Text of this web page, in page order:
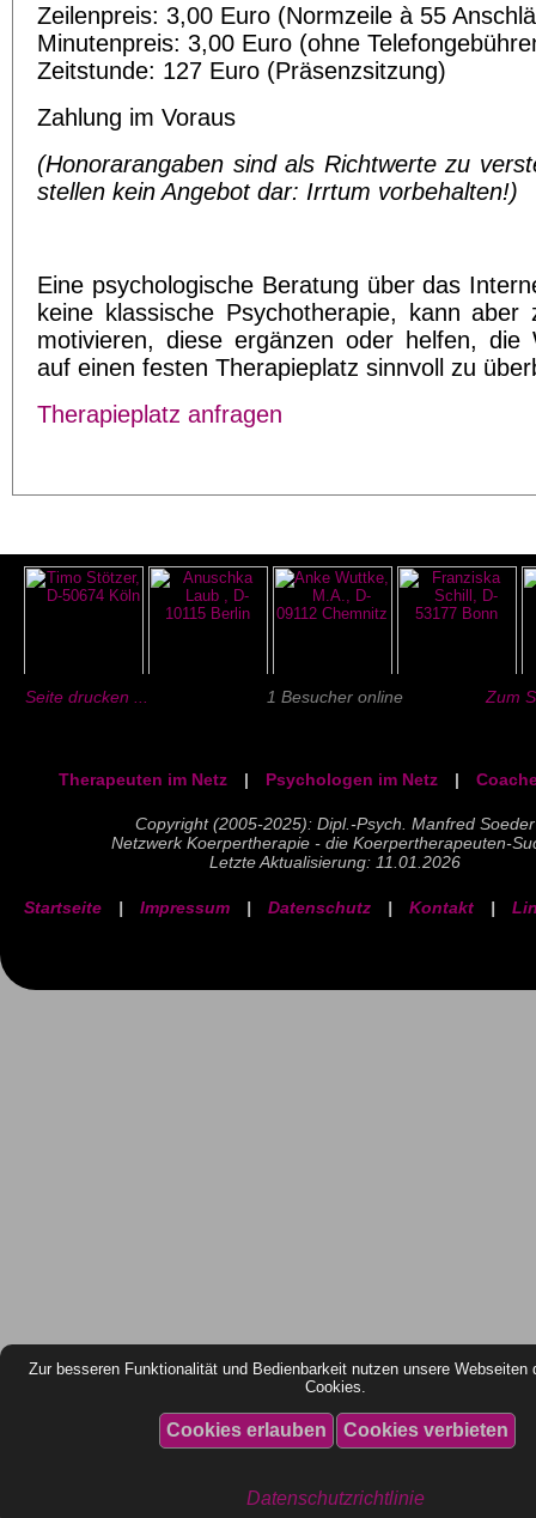
Zur besseren Funktionalität und Bedienbarkeit nutzen unsere Webseiten
Cookies.
Datenschutzrichtlinie
Zeilenpreis: 3,00 Euro (Normzeile à 55
Minutenpreis: 3,00 Euro (ohne
Zeitstunde: 127 Euro (Präsenzsitzung)
Zahlung im Voraus
(Honorarangaben sind als Richtwerte zu
stellen kein Angebot dar: Irrtum vorbehalten!)
Eine psychologische Beratung über das
keine klassische Psychotherapie, kann aber
motivieren, diese ergänzen oder helfen, die
auf einen festen Therapieplatz sinnvoll zu
Therapieplatz anfragen
Seite drucken ... 1 Besucher online Zum
Therapeuten im Netz | Psychologen im Netz |
Copyright (2005-2025): Dipl.-Psych. Manfred Soeder
Netzwerk Koerpertherapie - die Koerpertherapeuten-
Letzte Aktualisierung: 11.01.2026
Startseite | Impressum | Datenschutz | Kontakt |